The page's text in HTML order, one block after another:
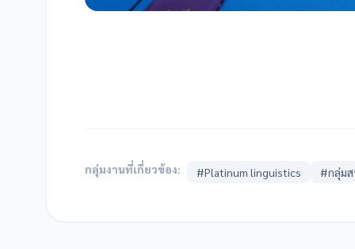
กลุ่มงานที่เกี่ยวข้อง: #Platinum linguistics #กลุ่มส